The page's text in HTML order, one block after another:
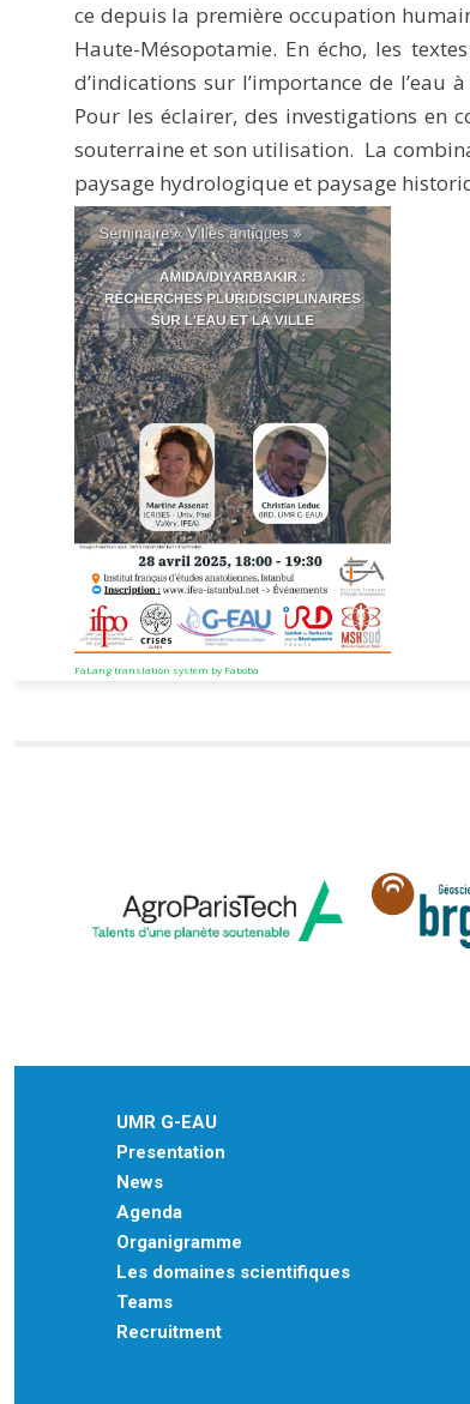
ce depuis la première occupation
Haute-Mésopotamie. En écho, les
d’indications sur l’importance de l’eau
Pour les éclairer, des investigations en
souterraine et son utilisation. La
paysage hydrologique et paysage
FaLang translation system by Faboba
UMR G-EAU
Presentation
News
Agenda
Organigramme
Les domaines scientifiques
Teams
Recruitment